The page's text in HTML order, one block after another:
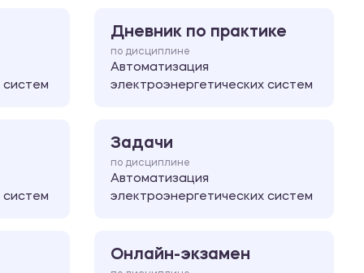
систем
Дневник по практике
по дисциплине
Автоматизация
электроэнергетических систем
систем
Задачи
по дисциплине
Автоматизация
электроэнергетических систем
Онлайн-экзамен